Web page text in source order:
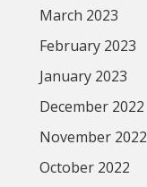
March 2023
February 2023
January 2023
December 2022
November 2022
October 2022